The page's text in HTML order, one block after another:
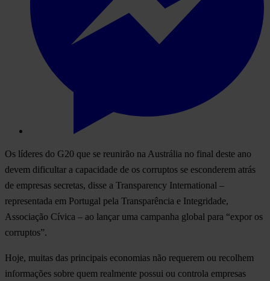
Os líderes do G20 que se reunirão na Austrália no final deste ano
devem dificultar a capacidade de os corruptos se esconderem atrás
de empresas secretas, disse a Transparency International –
representada em Portugal pela Transparência e Integridade,
Associação Cívica – ao lançar uma campanha global para “expor os
corruptos”.
Hoje, muitas das principais economias não requerem ou recolhem
informações sobre quem realmente possui ou controla empresas